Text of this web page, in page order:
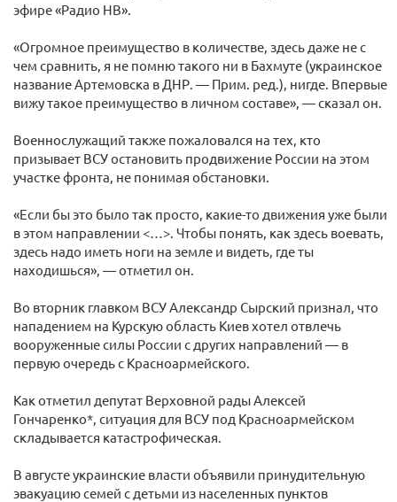
эфире «Радио НВ».
«Огромное преимущество в количестве, здесь даже не с
чем сравнить, я не помню такого ни в Бахмуте (украинское
название Артемовска в ДНР. — Прим. ред.), нигде. Впервые
вижу такое преимущество в личном составе», — сказал он.
Военнослужащий также пожаловался на тех, кто
призывает ВСУ остановить продвижение России на этом
участке фронта, не понимая обстановки.
«Если бы это было так просто, какие-то движения уже были
в этом направлении <…>. Чтобы понять, как здесь воевать,
здесь надо иметь ноги на земле и видеть, где ты
находишься», — отметил он.
Во вторник главком ВСУ Александр Сырский признал, что
нападением на Курскую область Киев хотел отвлечь
вооруженные силы России с других направлений — в
первую очередь с Красноармейского.
Как отметил депутат Верховной рады Алексей
Гончаренко*, ситуация для ВСУ под Красноармейском
складывается катастрофическая.
В августе украинские власти объявили принудительную
эвакуацию семей с детьми из населенных пунктов